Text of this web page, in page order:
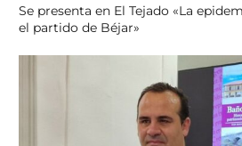
Se presenta en El Tejado «La
el partido de Béjar»